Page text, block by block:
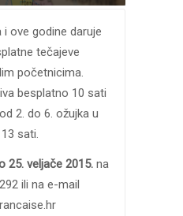
ove godine daruje
tečajeve
početnicima.
besplatno 10 sati
2. do 6. ožujka u
sati.
25. veljače 2015.na
ili na e-mail